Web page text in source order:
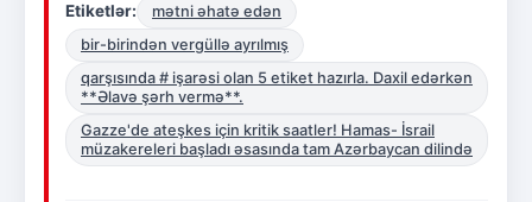
Etiketlər:
mətni əhatə edən
bir-birindən vergüllə ayrılmış
qarşısında # işarəsi olan 5 etiket hazırla. Daxil edərkən
**Əlavə şərh vermə**.
Gazze'de ateşkes için kritik saatler! Hamas- İsrail
müzakereleri başladı əsasında tam Azərbaycan dilində